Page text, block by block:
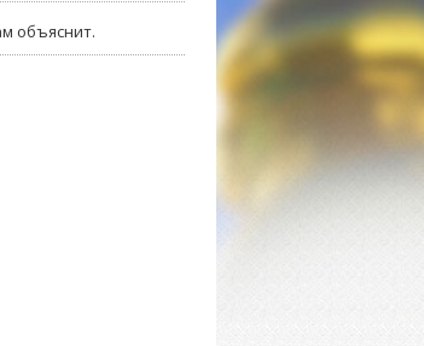
объяснит.